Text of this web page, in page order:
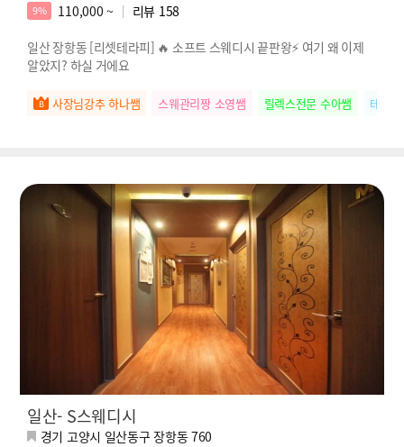
9% 110,000 ~ 리뷰 158
일산 장항동 [리셋테라피] 🔥 소프트 스웨디시 끝판왕⚡ 여기 왜 이제
알았지? 하실 거에요
사장님강추 하나쌤 스웨관리짱 소영쌤 릴렉스전문 수아쌤 테라
일산- S스웨디시
경기 고양시 일산동구 장항동 760